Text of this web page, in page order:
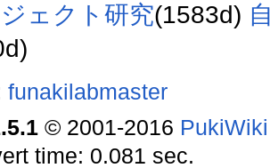
ェクト研究(1583d)
funakilabmaster
© 2001-2016
time: 0.081 sec.